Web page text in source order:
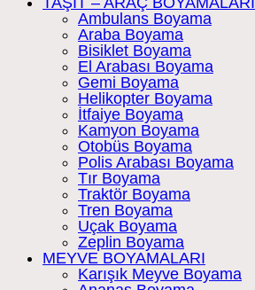
Ambulans Boyama
Araba Boyama
Bisiklet Boyama
El Arabası Boyama
Gemi Boyama
Helikopter Boyama
İtfaiye Boyama
Kamyon Boyama
Otobüs Boyama
Polis Arabası Boyama
Tır Boyama
Traktör Boyama
Tren Boyama
Uçak Boyama
Zeplin Boyama
MEYVE BOYAMALARI
Karışık Meyve Boyama